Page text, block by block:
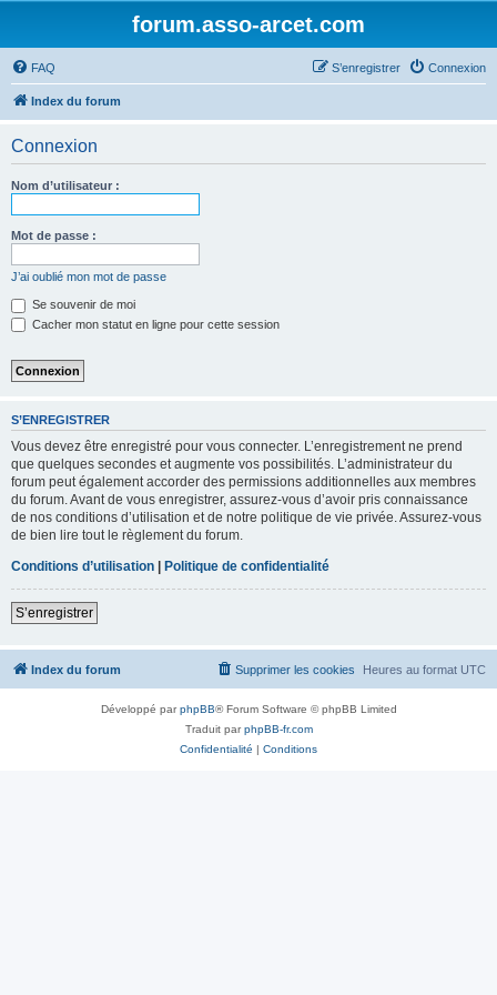
forum.asso-arcet.com
FAQ Connexion
S’enregistrer
Index du forum
Connexion
Nom d’utilisateur :
Mot de passe :
J’ai oublié mon mot de passe
Se souvenir de moi
Cacher mon statut en ligne pour cette session
S’ENREGISTRER
Vous devez être enregistré pour vous connecter. L’enregistrement ne prend
que quelques secondes et augmente vos possibilités. L’administrateur du
forum peut également accorder des permissions additionnelles aux membres
du forum. Avant de vous enregistrer, assurez-vous d’avoir pris connaissance
de nos conditions d’utilisation et de notre politique de vie privée. Assurez-vous
de bien lire tout le règlement du forum.
Conditions d’utilisation | Politique de confidentialité
S’enregistrer
Index du forum Heures au format UTC
Supprimer les cookies
Développé parphpBB® Forum Software © phpBB Limited
Traduit parphpBB-fr.com
Confidentialité | Conditions